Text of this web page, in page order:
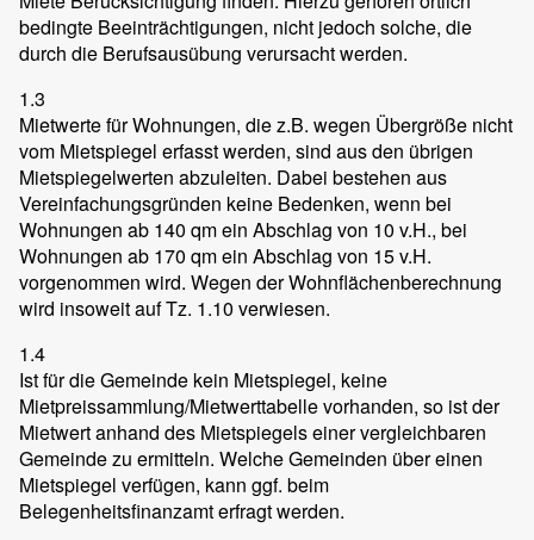
bedingte Beeinträchtigungen, nicht jedoch solche, die
durch die Berufsausübung verursacht werden.
1.3
Mietwerte für Wohnungen, die z.B. wegen Übergröße nicht
vom Mietspiegel erfasst werden, sind aus den übrigen
Mietspiegelwerten abzuleiten. Dabei bestehen aus
Vereinfachungsgründen keine Bedenken, wenn bei
Wohnungen ab 140 qm ein Abschlag von 10 v.H., bei
Wohnungen ab 170 qm ein Abschlag von 15 v.H.
vorgenommen wird. Wegen der Wohnflächenberechnung
wird insoweit auf Tz. 1.10 verwiesen.
1.4
Ist für die Gemeinde kein Mietspiegel, keine
Mietpreissammlung/Mietwerttabelle vorhanden, so ist der
Mietwert anhand des Mietspiegels einer vergleichbaren
Gemeinde zu ermitteln. Welche Gemeinden über einen
Mietspiegel verfügen, kann ggf. beim
Belegenheitsfinanzamt erfragt werden.